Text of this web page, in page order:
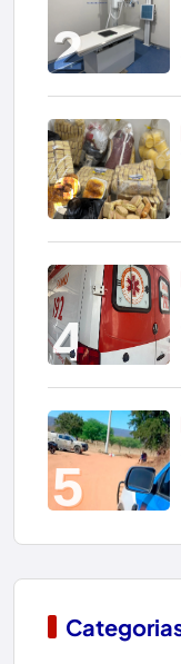
2
3
4
5